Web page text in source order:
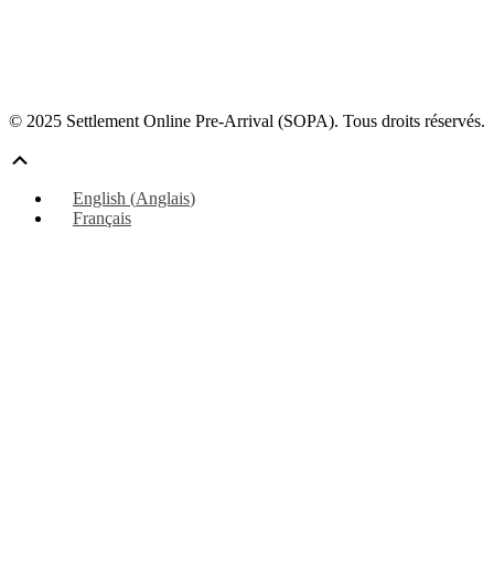
© 2025 Settlement Online Pre-Arrival (SOPA). Tous droits réservés.
le
haut
English (Anglais)
Français